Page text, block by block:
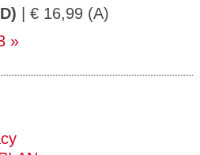
| € 16,99 (A)